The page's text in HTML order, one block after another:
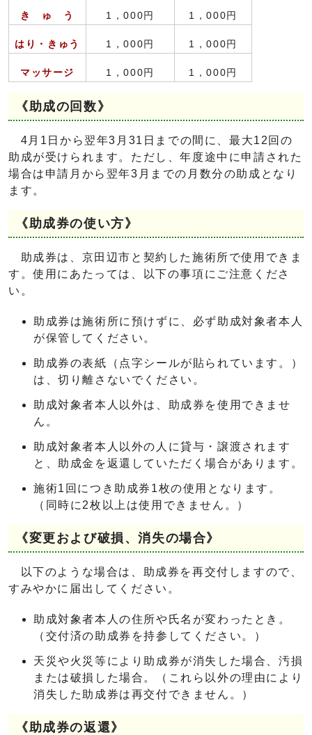
き ゅ う 1，000円 1，000円
はり・きゅう 1，000円 1，000円
マッサージ 1，000円 1，000円
《助成の回数》
4月1日から翌年3月31日までの間に、最大12回の
助成が受けられます。ただし、年度途中に申請された
場合は申請月から翌年3月までの月数分の助成となり
ます。
《助成券の使い方》
助成券は、京田辺市と契約した施術所で使用できま
す。使用にあたっては、以下の事項にご注意くださ
い。
助成券は施術所に預けずに、必ず助成対象者本人
が保管してください。
助成券の表紙（点字シールが貼られています。）
は、切り離さないでください。
助成対象者本人以外は、助成券を使用できませ
ん。
助成対象者本人以外の人に貸与・譲渡されます
と、助成金を返還していただく場合があります。
施術1回につき助成券1枚の使用となります。
（同時に2枚以上は使用できません。）
《変更および破損、消失の場合》
以下のような場合は、助成券を再交付しますので、
すみやかに届出してください。
助成対象者本人の住所や氏名が変わったとき。
（交付済の助成券を持参してください。）
天災や火災等により助成券が消失した場合、汚損
または破損した場合。（これら以外の理由により
消失した助成券は再交付できません。）
《助成券の返還》